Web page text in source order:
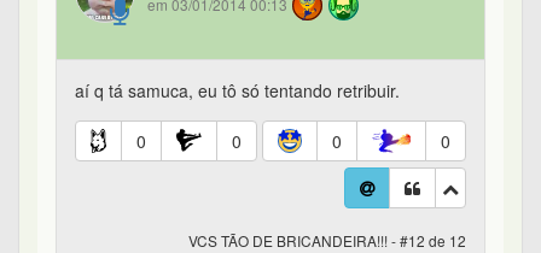
em 03/01/2014 00:13
aí q tá samuca, eu tô só tentando retribuir.
0 0 0 0
VCS TÃO DE BRICANDEIRA!!! - #12 de 12